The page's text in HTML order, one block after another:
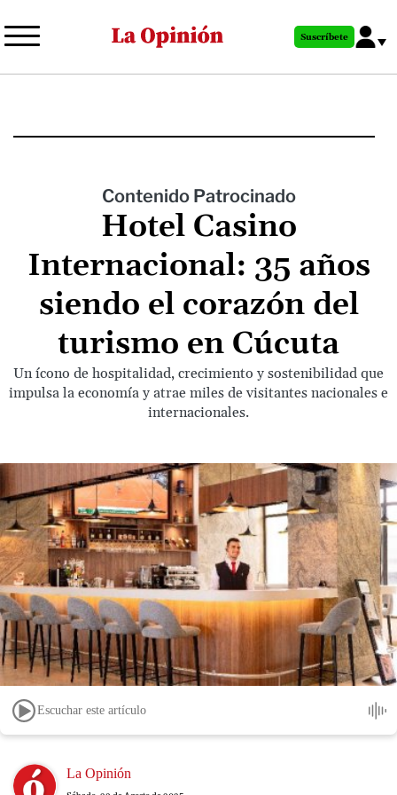
al
principal
Suscríbete
Contenido Patrocinado
Hotel Casino
Internacional: 35 años
siendo el corazón del
turismo en Cúcuta
Un ícono de hospitalidad, crecimiento y sostenibilidad que
impulsa la economía y atrae miles de visitantes nacionales e
internacionales.
Escuchar este artículo
Image La Opinión